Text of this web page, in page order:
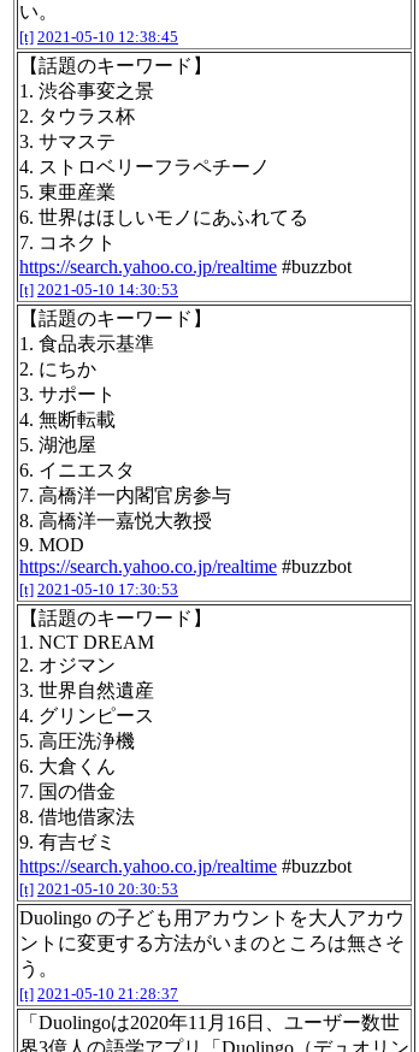
い。
[t] 2021-05-10 12:38:45
【話題のキーワード】
1. 渋谷事変之景
2. タウラス杯
3. サマステ
4. ストロベリーフラペチーノ
5. 東亜産業
6. 世界はほしいモノにあふれてる
7. コネクト
https://search.yahoo.co.jp/realtime #buzzbot
[t] 2021-05-10 14:30:53
【話題のキーワード】
1. 食品表示基準
2. にちか
3. サポート
4. 無断転載
5. 湖池屋
6. イニエスタ
7. 高橋洋一内閣官房参与
8. 高橋洋一嘉悦大教授
9. MOD
https://search.yahoo.co.jp/realtime #buzzbot
[t] 2021-05-10 17:30:53
【話題のキーワード】
1. NCT DREAM
2. オジマン
3. 世界自然遺産
4. グリンピース
5. 高圧洗浄機
6. 大倉くん
7. 国の借金
8. 借地借家法
9. 有吉ゼミ
https://search.yahoo.co.jp/realtime #buzzbot
[t] 2021-05-10 20:30:53
Duolingo の子ども用アカウントを大人アカウ
ントに変更する方法がいまのところは無さそ
う。
[t] 2021-05-10 21:28:37
「Duolingoは2020年11月16日、ユーザー数世